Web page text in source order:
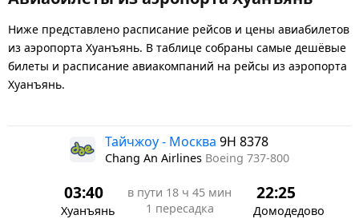
Ниже представлено расписание рейсов и цены авиабилетов
из аэропорта Хуанъянь. В таблице собраны самые дешёвые
билеты и расписание авиакомпаний на рейсы из аэропорта
Хуанъянь.
Тайчжоу - Москва 9H 8378
Chang An Airlines Boeing 737-800
03:40
Хуанъянь
в пути 18 ч 45 мин
1 пересадка
22:25
Домодедово